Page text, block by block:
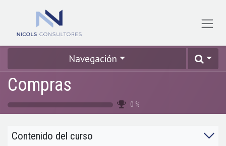
Ir al contenido
Navegación
Compras
0 %
Contenido del curso